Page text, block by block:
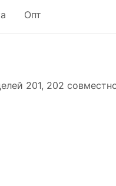
Опт
201, 202